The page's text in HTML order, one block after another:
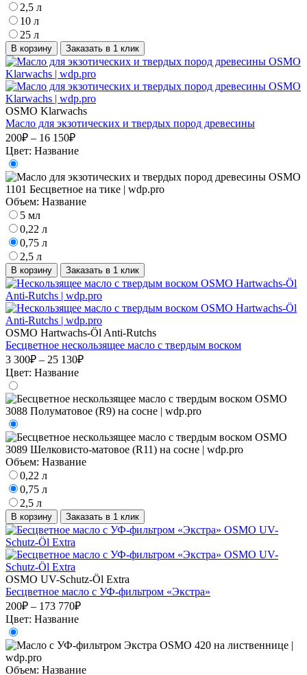
2,5 л
10 л
25 л
В корзину Заказать в 1 клик
OSMO Klarwachs
Масло для экзотических и твердых пород древесины
200₽ – 16 150₽
Цвет: Название
Объем: Название
5 мл
0,22 л
0,75 л
2,5 л
В корзину Заказать в 1 клик
OSMO Hartwachs-Öl Anti-Rutchs
Бесцветное нескользящее масло с твердым воском
3 300₽ – 25 130₽
Цвет: Название
Объем: Название
0,22 л
0,75 л
2,5 л
В корзину Заказать в 1 клик
OSMO UV-Schutz-Öl Extra
Бесцветное масло с УФ-фильтром «Экстра»
200₽ – 173 770₽
Цвет: Название
Объем: Название